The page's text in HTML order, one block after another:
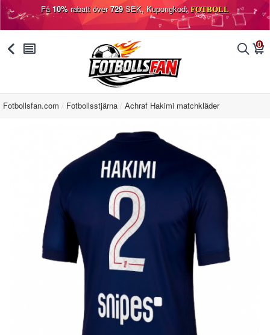
Få10%rabatt över729SEK, Kupongkod: FOTBOLL
󰅯 󰂩 󰂨 0
󰃦
Fotbollsfan.com Fotbollsstjärna Achraf Hakimi matchkläder